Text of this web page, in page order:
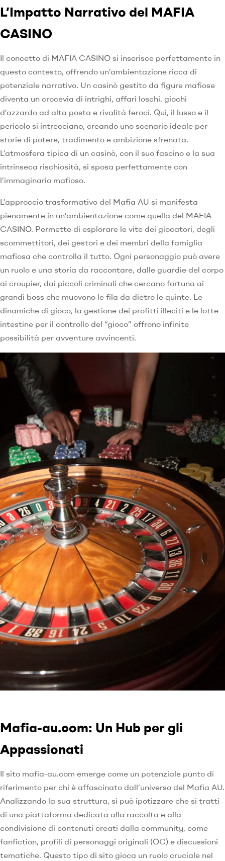
L’Impatto Narrativo del MAFIA
CASINO
Il concetto di MAFIA CASINO si inserisce perfettamente in
questo contesto, offrendo un’ambientazione ricca di
potenziale narrativo. Un casinò gestito da figure mafiose
diventa un crocevia di intrighi, affari loschi, giochi
d’azzardo ad alta posta e rivalità feroci. Qui, il lusso e il
pericolo si intrecciano, creando uno scenario ideale per
storie di potere, tradimento e ambizione sfrenata.
L’atmosfera tipica di un casinò, con il suo fascino e la sua
intrinseca rischiosità, si sposa perfettamente con
l’immaginario mafioso.
L’approccio trasformativo del Mafia AU si manifesta
pienamente in un’ambientazione come quella del MAFIA
CASINO. Permette di esplorare le vite dei giocatori, degli
scommettitori, dei gestori e dei membri della famiglia
mafiosa che controlla il tutto. Ogni personaggio può avere
un ruolo e una storia da raccontare, dalle guardie del corpo
ai croupier, dai piccoli criminali che cercano fortuna ai
grandi boss che muovono le fila da dietro le quinte. Le
dinamiche di gioco, la gestione dei profitti illeciti e le lotte
intestine per il controllo del “gioco” offrono infinite
possibilità per avventure avvincenti.
Mafia-au.com: Un Hub per gli
Appassionati
Il sito mafia-au.com emerge come un potenziale punto di
riferimento per chi è affascinato dall’universo del Mafia AU.
Analizzando la sua struttura, si può ipotizzare che si tratti
di una piattaforma dedicata alla raccolta e alla
condivisione di contenuti creati dalla community, come
fanfiction, profili di personaggi originali (OC) e discussioni
tematiche. Questo tipo di sito gioca un ruolo cruciale nel